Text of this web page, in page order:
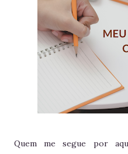
Quem me segue por